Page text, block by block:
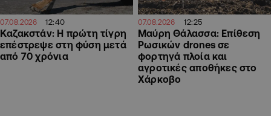
07.08.2026 12:40
Καζακστάν: Η πρώτη τίγρη
επέστρεψε στη φύση μετά
από 70 χρόνια
07.08.2026 12:25
Μαύρη Θάλασσα: Επίθεση
Ρωσικών drones σε
φορτηγά πλοία και
αγροτικές αποθήκες στο
Χάρκοβο